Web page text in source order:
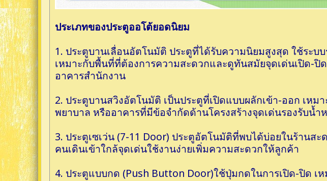
ประเภทของประตูออโต้ยอดนิยม
1. ประตูบานเลื่อนอัตโนมัติ ประตูที่ได้รับความนิยมสูงสุด ใช้ระบ
เหมาะกับพื้นที่ที่ต้องการความสะดวกและดูทันสมัยจุดเด่นเปิด-ปิ
อาคารสำนักงาน
2. ประตูบานสวิงอัตโนมัติ เป็นประตูที่เปิดแบบผลักเข้า-ออก เหม
พยาบาล หรืออาคารที่มีข้อจำกัดด้านโครงสร้างจุดเด่นรองรับน้
3. ประตูเซเว่น (7-11 Door) ประตูอัตโนมัติที่พบได้บ่อยในร้านส
คนเดินเข้าใกล้จุดเด่นใช้งานง่ายเพิ่มความสะดวกให้ลูกค้า
4. ประตูแบบกด (Push Button Door)ใช้ปุ่มกดในการเปิด-ปิด เ